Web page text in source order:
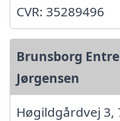
CVR: 35289496
Brunsborg
Jørgensen
Høgildgårdvej 3,